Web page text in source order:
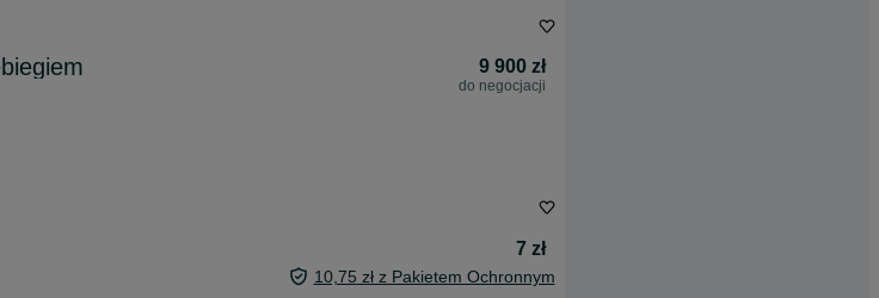
9 900 zł
do negocjacji
7 zł
10,75 zł z Pakietem Ochronnym